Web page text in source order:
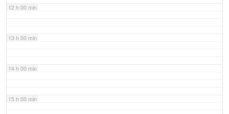
12 h 00 min
13 h 00 min
14 h 00 min
15 h 00 min